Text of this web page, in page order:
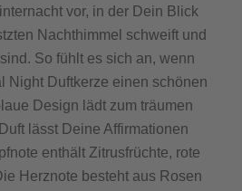
vor, in der Dein Blick
Nachthimmel schweift und
So fühlt es sich an, wenn
Night Duftkerze einen schönen
Design lädt zum träumen
lässt Deine Affirmationen
enthält Zitrusfrüchte, rote
Herznote besteht aus Rosen